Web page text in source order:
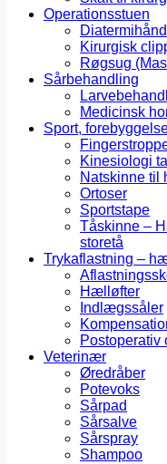
Operationsstuen
Kirurgisk
Røgsug
Sårbehandling
Medicinsk
Sport,
Kinesiologi
Natskinne til
Ortoser
Sportstape
Tåskinne –
storetå
Trykaflastning –
Hælløfter
Indlægssåler
Postoperativ
Veterinær
Øredråber
Potevoks
Sårpad
Sårsalve
Sårspray
Shampoo